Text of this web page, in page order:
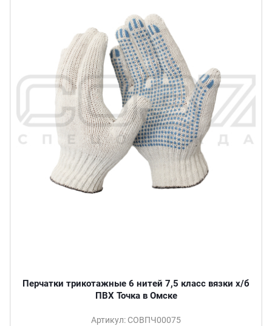
Перчатки трикотажные 6 нитей 7,5 класс вязки х/б
ПВХ Точка в Омске
Артикул: СОВПЧ00075